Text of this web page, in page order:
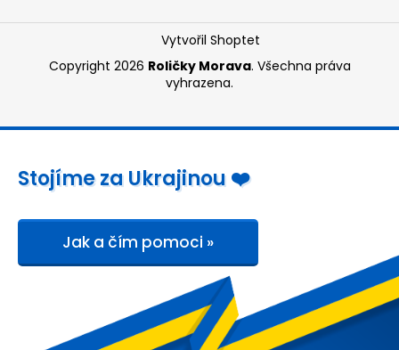
Vytvořil Shoptet
Copyright 2026 Roličky Morava. Všechna práva
vyhrazena.
Stojíme za Ukrajinou ❤️
Jak a čím pomoci »